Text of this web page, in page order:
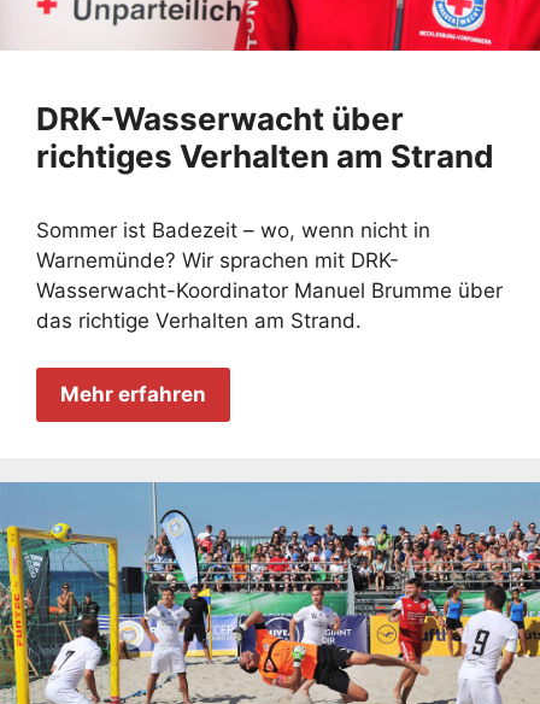
DRK-Wasserwacht über
richtiges Verhalten am Strand
Sommer ist Badezeit – wo, wenn nicht in
Warnemünde? Wir sprachen mit DRK-
Wasserwacht-Koordinator Manuel Brumme über
das richtige Verhalten am Strand.
Mehr erfahren